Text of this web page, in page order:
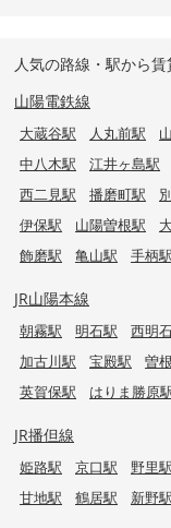
人気の路線・駅から
山陽電鉄線
大蔵谷駅 人丸前駅
中八木駅
江井ヶ島駅
西二見駅
播磨町駅
伊保駅
山陽曽根駅
飾磨駅
亀山駅 手柄駅
JR山陽本線
朝霧駅 明石駅 西明
加古川駅
宝殿駅 曽
英賀保駅
はりま勝原
JR播但線
姫路駅 京口駅 野里駅
甘地駅
鶴居駅 新野駅